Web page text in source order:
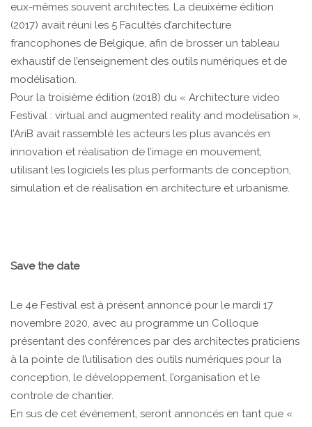
eux-mêmes souvent architectes. La deuixème édition
(2017) avait réuni les 5 Facultés d’architecture
francophones de Belgique, afin de brosser un tableau
exhaustif de l’enseignement des outils numériques et de
modélisation.
Pour la troisième édition (2018) du « Architecture video
Festival : virtual and augmented reality and modelisation »,
l’AriB avait rassemblé les acteurs les plus avancés en
innovation et réalisation de l’image en mouvement,
utilisant les logiciels les plus performants de conception,
simulation et de réalisation en architecture et urbanisme.
Save the date
Le 4e Festival est à présent annoncé pour le mardi 17
novembre 2020, avec au programme un Colloque
présentant des conférences par des architectes praticiens
à la pointe de l’utilisation des outils numériques pour la
conception, le développement, l’organisation et le
controle de chantier.
En sus de cet événement, seront annoncés en tant que «